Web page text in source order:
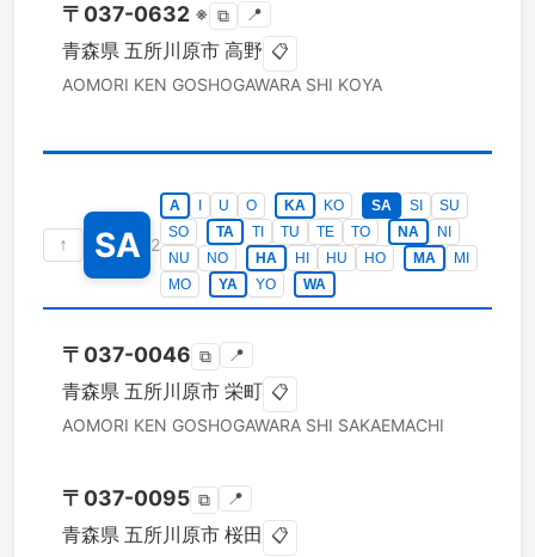
〒 037-0632 ※ ⧉ 📍
青森県 五所川原市 高野 📋
AOMORI KEN GOSHOGAWARA SHI KOYA
↑ SA 2
A U O KA KO SA SI
SU
SO
TA TI TU TE TO NA
NI
NU
NO HA HI HU HO MA
MI
MO
YA YO WA
〒 037-0046 ⧉ 📍
青森県 五所川原市 栄町 📋
AOMORI KEN GOSHOGAWARA SHI SAKAEMACHI
〒 037-0095 ⧉ 📍
青森県 五所川原市 桜田 📋